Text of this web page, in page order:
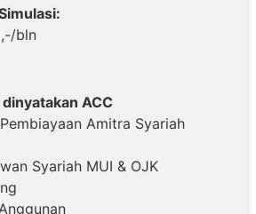
bln
ACC
Amitra Syariah
Syariah MUI & OJK